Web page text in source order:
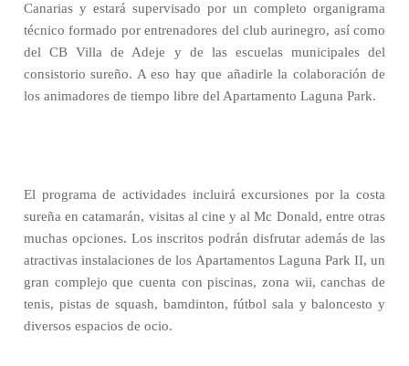
Canarias y estará supervisado por un completo organigrama
técnico formado por entrenadores del club aurinegro, así como
del CB Villa de Adeje y de las escuelas municipales del
consistorio sureño. A eso hay que añadirle la colaboración de
los animadores de tiempo libre del Apartamento Laguna Park.
El programa de actividades incluirá excursiones por la costa
sureña en catamarán, visitas al cine y al Mc Donald, entre otras
muchas opciones. Los inscritos podrán disfrutar además de las
atractivas instalaciones de los Apartamentos Laguna Park II, un
gran complejo que cuenta con piscinas, zona wii, canchas de
tenis, pistas de squash, bamdinton, fútbol sala y baloncesto y
diversos espacios de ocio.